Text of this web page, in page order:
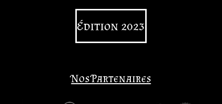
Édition 2023
Nos Partenaires